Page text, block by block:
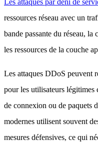
ressources réseau avec un
bande passante du réseau, la
les ressources de la couche
Les attaques DDoS peuvent
pour les utilisateurs légitimes
de connexion ou de paquets
modernes utilisent souvent
mesures défensives, ce qui